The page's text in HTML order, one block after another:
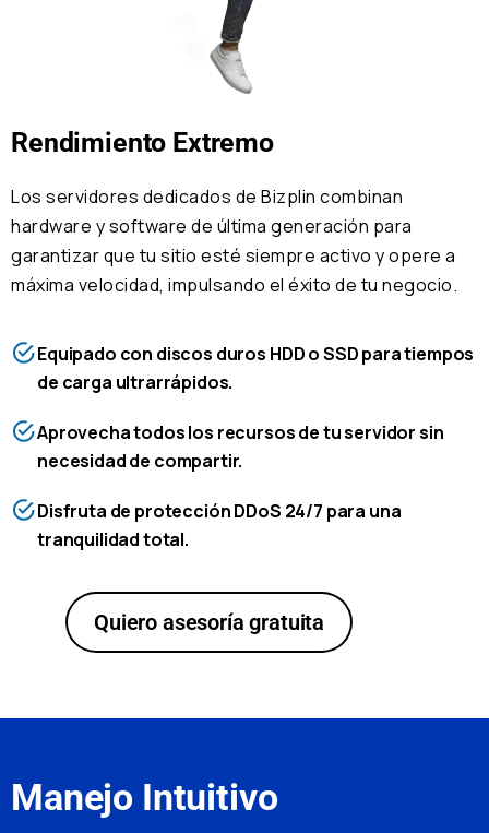
Rendimiento Extremo
Los servidores dedicados de Bizplin combinan
hardware y software de última generación para
garantizar que tu sitio esté siempre activo y opere a
máxima velocidad, impulsando el éxito de tu negocio.
Equipado con discos duros HDD o SSD para tiempos
de carga ultrarrápidos.
Aprovecha todos los recursos de tu servidor sin
necesidad de compartir.
Disfruta de protección DDoS 24/7 para una
tranquilidad total.
Quiero asesoría gratuita
Manejo Intuitivo